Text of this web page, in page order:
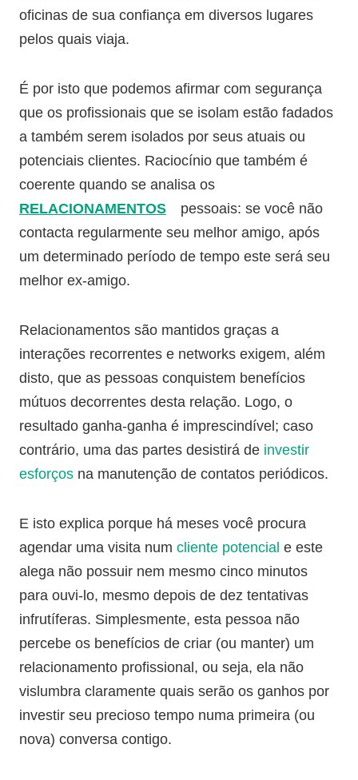
oficinas de sua confiança em diversos lugares
pelos quais viaja.
É por isto que podemos afirmar com segurança
que os profissionais que se isolam estão fadados
a também serem isolados por seus atuais ou
potenciais clientes. Raciocínio que também é
coerente quando se analisa os
RELACIONAMENTOS
pessoais: se você não
contacta regularmente seu melhor amigo, após
um determinado período de tempo este será seu
melhor ex-amigo.
Relacionamentos são mantidos graças a
interações recorrentes e networks exigem, além
disto, que as pessoas conquistem benefícios
mútuos decorrentes desta relação. Logo, o
resultado ganha-ganha é imprescindível; caso
contrário, uma das partes desistirá de investir
esforços na manutenção de contatos periódicos.
E isto explica porque há meses você procura
agendar uma visita num cliente potencial e este
alega não possuir nem mesmo cinco minutos
para ouvi-lo, mesmo depois de dez tentativas
infrutíferas. Simplesmente, esta pessoa não
percebe os benefícios de criar (ou manter) um
relacionamento profissional, ou seja, ela não
vislumbra claramente quais serão os ganhos por
investir seu precioso tempo numa primeira (ou
nova) conversa contigo.